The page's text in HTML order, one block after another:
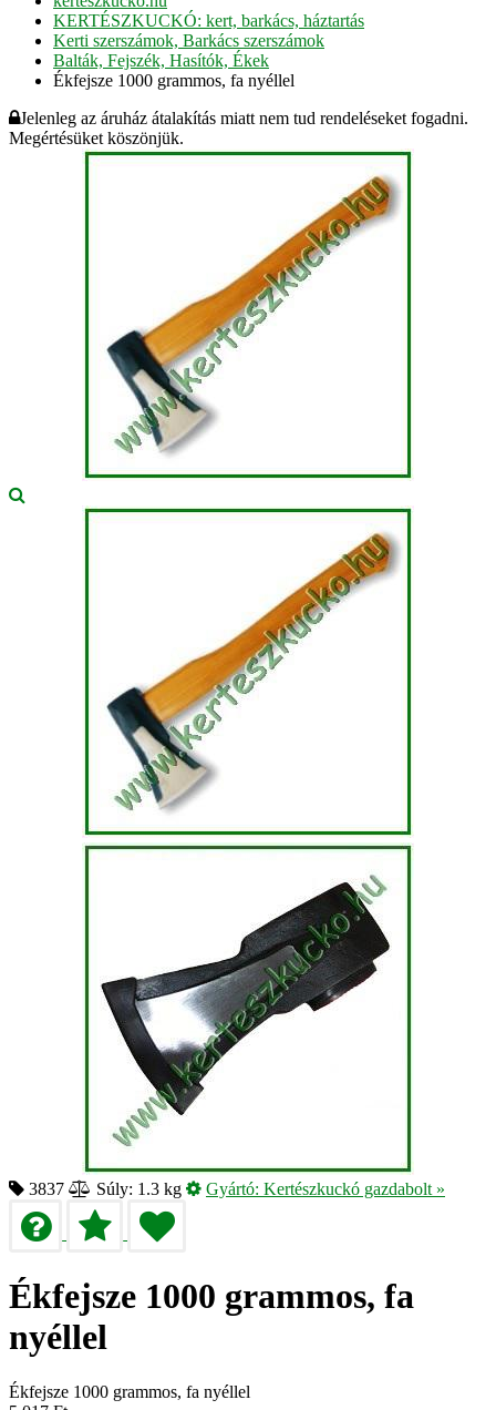
KERTÉSZKUCKÓ: kert, barkács, háztartás
Kerti szerszámok, Barkács szerszámok
Balták, Fejszék, Hasítók, Ékek
Ékfejsze 1000 grammos, fa nyéllel
Jelenleg az áruház átalakítás miatt nem tud rendeléseket fogadni.
Megértésüket köszönjük.
3837 Súly: 1.3 kg Gyártó: Kertészkuckó gazdabolt »
Ékfejsze 1000 grammos, fa
nyéllel
Ékfejsze 1000 grammos, fa nyéllel